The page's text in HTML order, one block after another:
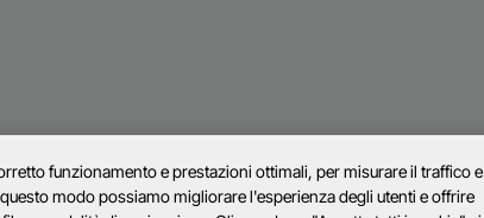
funzionamento e prestazioni ottimali, per misurare il traffico e
modo possiamo migliorare l'esperienza degli utenti e offrire